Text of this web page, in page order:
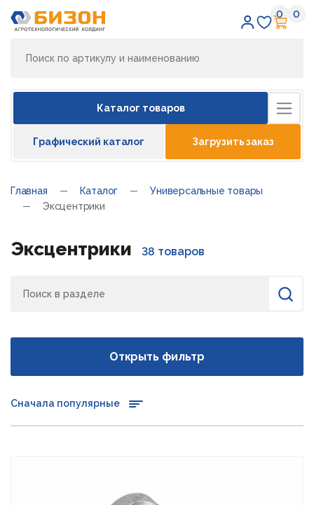
0 0
Каталог товаров
Графический каталог Загрузить заказ
Главная Каталог
Универсальные товары
Эксцентрики
Эксцентрики 38 товаров
Найти
Открыть фильтр
Сначала популярные